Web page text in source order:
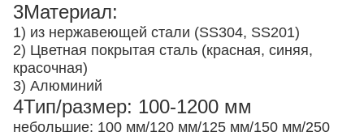
3Материал:
1) из нержавеющей стали (SS304, SS201)
2) Цветная покрытая сталь (красная, синяя,
красочная)
3) Алюминий
4Тип/размер: 100-1200 мм
небольшие: 100 мм/120 мм/125 мм/150 мм/250